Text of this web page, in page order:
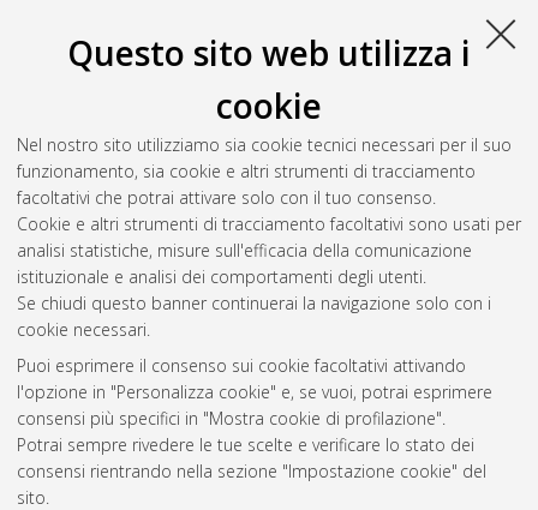
Questo sito web utilizza i
cookie
Nel nostro sito utilizziamo sia cookie tecnici necessari per il suo
funzionamento, sia cookie e altri strumenti di tracciamento
facoltativi che potrai attivare solo con il tuo consenso.
Cookie e altri strumenti di tracciamento facoltativi sono usati per
analisi statistiche, misure sull'efficacia della comunicazione
istituzionale e analisi dei comportamenti degli utenti.
Se chiudi questo banner continuerai la navigazione solo con i
cookie necessari.
Puoi esprimere il consenso sui cookie facoltativi attivando
l'opzione in "Personalizza cookie" e, se vuoi, potrai esprimere
consensi più specifici in "Mostra cookie di profilazione".
Potrai sempre rivedere le tue scelte e verificare lo stato dei
consensi rientrando nella sezione "Impostazione cookie" del
sito.
Gestione del documento:
Atom
Rss 1.0
Rss 2.0